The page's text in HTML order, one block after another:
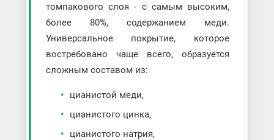
томпакового слоя - с самым высоким,
более 80%, содержанием меди.
Универсальное покрытие, которое
востребовано чаще всего, образуется
сложным составом из:
цианистой меди,
цианистого цинка,
цианистого натрия,